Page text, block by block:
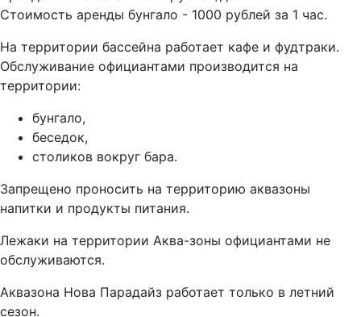
Стоимость аренды бунгало - 1000 рублей за 1 час.
На территории бассейна работает кафе и фудтраки.
Обслуживание официантами производится на
территории:
бунгало,
беседок,
столиков вокруг бара.
Запрещено проносить на территорию аквазоны
напитки и продукты питания.
Лежаки на территории Аква-зоны официантами не
обслуживаются.
Аквазона Нова Парадайз работает только в летний
сезон.